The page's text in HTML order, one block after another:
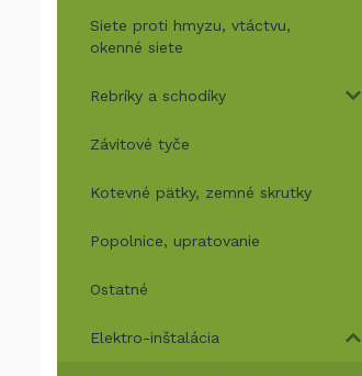
Siete proti hmyzu, vtáctvu,
okenné siete
Rebríky a schodíky
Závitové tyče
Kotevné pätky, zemné skrutky
Popolnice, upratovanie
Ostatné
Elektro-inštalácia